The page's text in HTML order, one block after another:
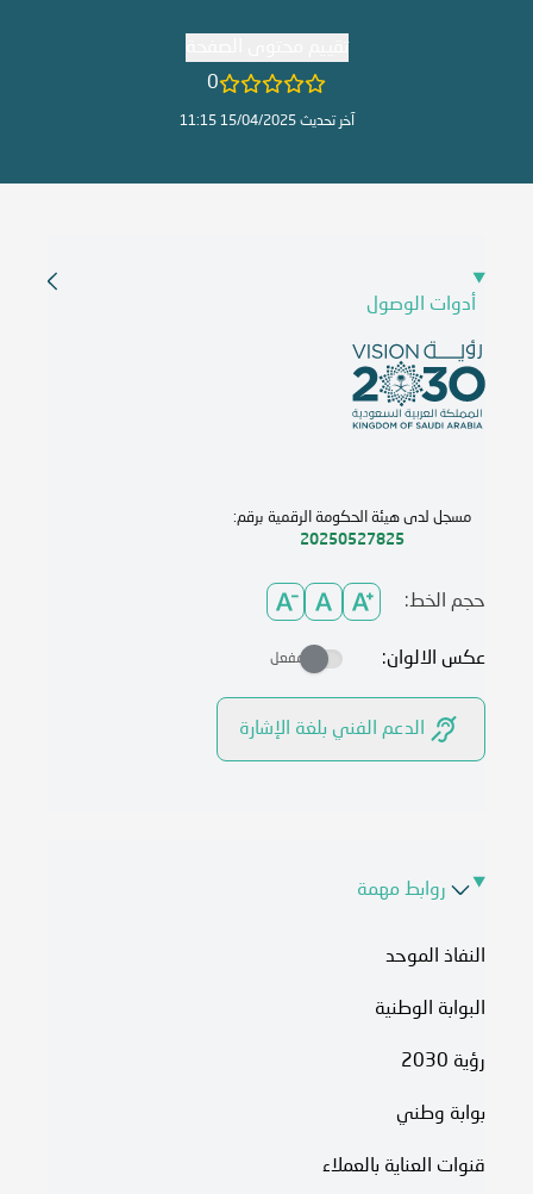
0
آخر تحديث 15/04/2025 11:15
أدوات الوصول
مسجل لدى هيئة الحكومة الرقمية برقم:
20250527825
حجم الخط:
عكس الالوان: مفعل
الدعم الفني بلغة الإشارة
روابط مهمة
النفاذ الموحد
البوابة الوطنية
رؤية 2030
بوابة وطني
قنوات العناية بالعملاء